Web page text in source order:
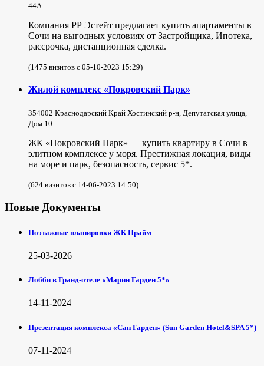
44А
Компания РР Эстейт предлагает купить апартаменты в
Сочи на выгодных условиях от Застройщика, Ипотека,
рассрочка, дистанционная сделка.
(1475 визитов с 05-10-2023 15:29)
Жилой комплекс «Покровский Парк»
354002 Краснодарский Край Хостинский р-н, Депутатская улица,
Дом 10
ЖК «Покровский Парк» — купить квартиру в Сочи в
элитном комплексе у моря. Престижная локация, виды
на море и парк, безопасность, сервис 5*.
(624 визитов с 14-06-2023 14:50)
Новые Документы
Поэтажные планировки ЖК Прайм
25-03-2026
Лобби в Гранд-отеле «Марин Гарден 5*»
14-11-2024
Презентация комплекса «Сан Гарден» (Sun Garden Hotel&SPA 5*)
07-11-2024